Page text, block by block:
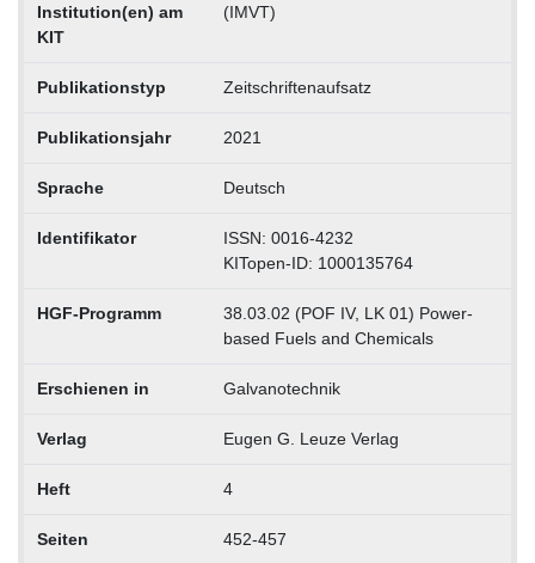
Institution(en) am
KIT
(IMVT)
Publikationstyp Zeitschriftenaufsatz
Publikationsjahr 2021
Sprache Deutsch
Identifikator
ISSN: 0016-4232
KITopen-ID: 1000135764
HGF-Programm
38.03.02 (POF IV, LK 01) Power-
based Fuels and Chemicals
Erschienen in Galvanotechnik
Verlag Eugen G. Leuze Verlag
Heft 4
Seiten 452-457